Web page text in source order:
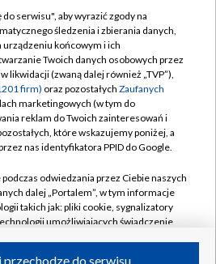
TVP
TVP
prywatności
Moje zgody
Pomoc
Kontakt
Kanały
serwisu", aby wyrazić zgody na
śledzenia i zbierania danych,
urządzeniu końcowym i ich
Twoich danych osobowych przez
likwidacji (zwaną dalej również „TVP”),
firm) oraz pozostałych Zaufanych
marketingowych (w tym do
reklam do Twoich zainteresowań i
które wskazujemy poniżej, a
nas identyfikatora PPID do Google.
odwiedzania przez Ciebie naszych
dalej „Portalem”, w tym informacje
takich jak: pliki cookie, sygnalizatory
umożliwiających świadczenie
do serwisu